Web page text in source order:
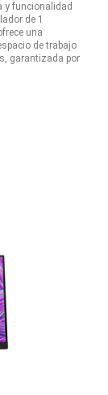
y funcionalidad
de 1
una
de trabajo
garantizada por